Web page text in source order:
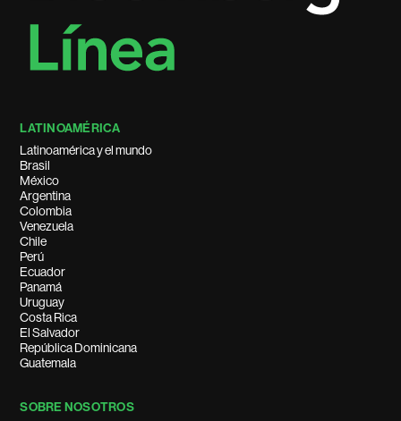
LATINOAMÉRICA
Latinoamérica y el mundo
Brasil
México
Argentina
Colombia
Venezuela
Chile
Perú
Ecuador
Panamá
Uruguay
Costa Rica
El Salvador
República Dominicana
Guatemala
SOBRE NOSOTROS